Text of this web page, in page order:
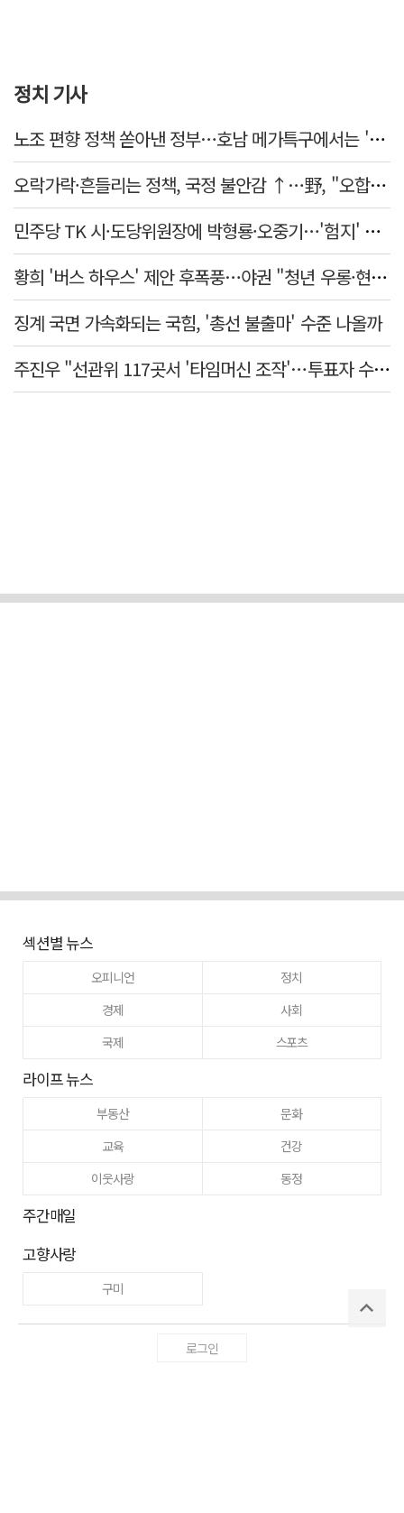
정치 기사
노조 편향 정책 쏟아낸 정부…호남 메가특구에서는 '반노조'?
오락가락·흔들리는 정책, 국정 불안감 ↑…野, "오합지졸"
민주당 TK 시·도당위원장에 박형룡·오중기…'험지' 총선 이끈다
황희 '버스 하우스' 제안 후폭풍…야권 "청년 우롱·현실 괴리" 총공세
징계 국면 가속화되는 국힘, '총선 불출마' 수준 나올까
주진우 "선관위 117곳서 '타임머신 조작'…투표자 수 미리 입력"
섹션별 뉴스
오피니언
정치
경제
사회
국제
스포츠
라이프 뉴스
부동산
문화
교육
건강
이웃사랑
동정
주간매일
고향사랑
구미
로그인